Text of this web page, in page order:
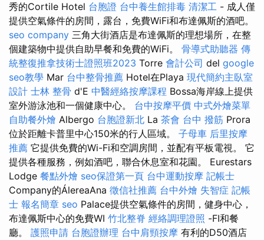
秀的Cortile Hotel 台胞證 台中養生館排毒 清潔工 - 成人僅
提供空氣條件的房間，露台，免費WiFi和布達佩斯的酒吧。
seo company 三角大街酒店是布達佩斯的理想場所，在整
個建築物中提供自助早餐和免費的WiFi。 骨導式助聽器 傳
統整復推拿技術士證照班2023 Torre 會計公司 del google
seo教學 Mar 台中整骨推薦 Hotel在Playa 現代簡約主臥室
設計 士林 整骨 d'E 中醫經絡按摩課程 Bossa海岸線上提供
室外游泳池和一個健康中心。 台中按摩平價 中式外燴菜單
自助餐外燴 Albergo 台胞證新北 La 茶會 台中 撥筋 Prora
位於距離卡普里中心150米的行人區域。 子母車 后里按摩
推薦 它提供免費的Wi-Fi和空調房間，並配有平板電視。 它
提供各種服務，例如酒吧，聯合休息室和花園。 Eurestars
Lodge 餐點外燴 seo保證第一頁 台中運動按摩 記帳士
Company的ÁlereaAna 徵信社推薦 台中外燴 失智症 記帳
士 報名簡章 seo Palace提供空氣條件的房間，健身中心，
布達佩斯中心的免費WI 竹北整脊 經絡調理證照 -FI和餐
廳。 護照申請 台胞證辦理 台中肩頸按摩 有利的D50酒店